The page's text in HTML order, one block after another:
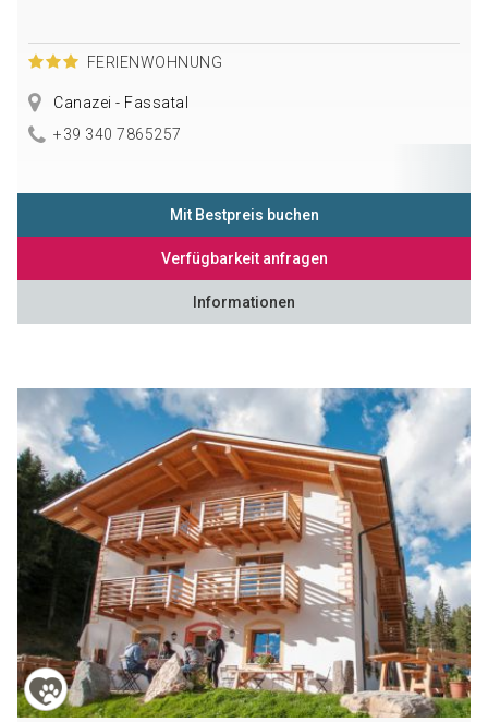
FERIENWOHNUNG
Canazei - Fassatal
+39 340 7865257
Mit Bestpreis buchen
Verfügbarkeit anfragen
Informationen